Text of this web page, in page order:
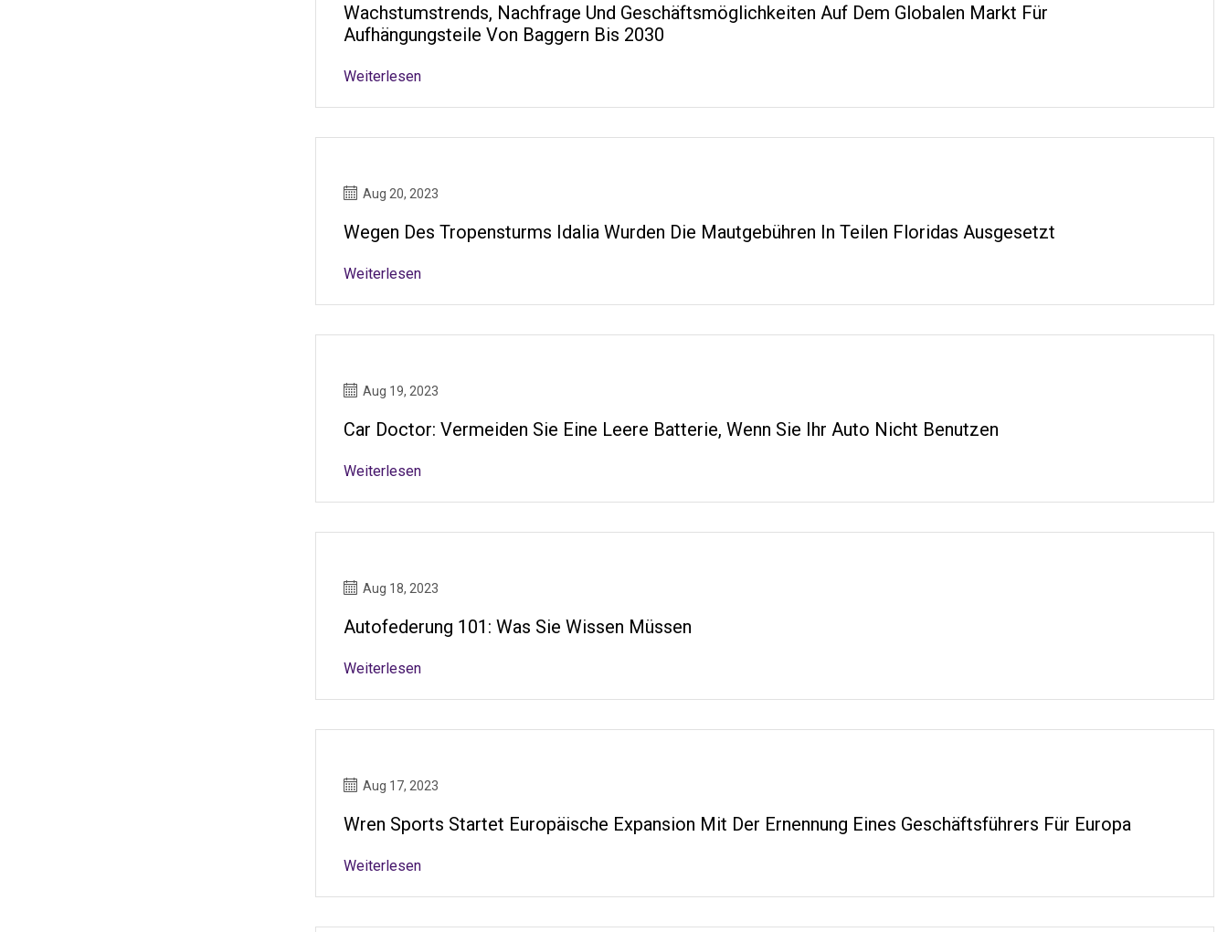
Wachstumstrends, Nachfrage Und Geschäftsmöglichkeiten Auf Dem Globalen Markt Für
Aufhängungsteile Von Baggern Bis 2030
Weiterlesen
Aug 20, 2023
Wegen Des Tropensturms Idalia Wurden Die Mautgebühren In Teilen Floridas Ausgesetzt
Weiterlesen
Aug 19, 2023
Car Doctor: Vermeiden Sie Eine Leere Batterie, Wenn Sie Ihr Auto Nicht Benutzen
Weiterlesen
Aug 18, 2023
Autofederung 101: Was Sie Wissen Müssen
Weiterlesen
Aug 17, 2023
Wren Sports Startet Europäische Expansion Mit Der Ernennung Eines Geschäftsführers Für Europa
Weiterlesen